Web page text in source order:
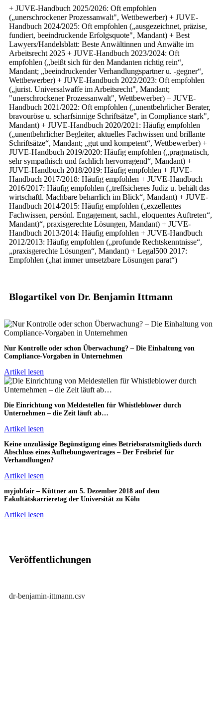
+ JUVE-Handbuch 2025/2026: Oft empfohlen
(„unerschrockener Prozessanwalt", Wettbewerber) + JUVE-
Handbuch 2024/2025: Oft empfohlen („ausgezeichnet, präzise,
fundiert, beeindruckende Erfolgsquote", Mandant) + Best
Lawyers/Handelsblatt: Beste Anwältinnen und Anwälte im
Arbeitsrecht 2025 + JUVE-Handbuch 2023/2024: Oft
empfohlen („beißt sich für den Mandanten richtig rein“,
Mandant; „beeindruckender Verhandlungspartner u. -gegner“,
Wettbewerber) + JUVE-Handbuch 2022/2023: Oft empfohlen
(„jurist. Universalwaffe im Arbeitsrecht", Mandant;
"unerschrockener Prozessanwalt", Wettbewerber) + JUVE-
Handbuch 2021/2022: Oft empfohlen („unentbehrlicher Berater,
bravouröse u. scharfsinnige Schriftsätze", in Compliance stark",
Mandant) + JUVE-Handbuch 2020/2021: Häufig empfohlen
(„unentbehrlicher Begleiter, aktuelles Fachwissen und brillante
Schriftsätze“, Mandant; „gut und kompetent“, Wettbewerber) +
JUVE-Handbuch 2019/2020: Häufig empfohlen („pragmatisch,
sehr sympathisch und fachlich hervorragend“, Mandant) +
JUVE-Handbuch 2018/2019: Häufig empfohlen + JUVE-
Handbuch 2017/2018: Häufig empfohlen + JUVE-Handbuch
2016/2017: Häufig empfohlen („treffsicheres Judiz u. behält das
wirtschaftl. Machbare beharrlich im Blick“, Mandant) + JUVE-
Handbuch 2014/2015: Häufig empfohlen („exzellentes
Fachwissen, persönl. Engagement, sachl., eloquentes Auftreten“,
Mandant)“, praxisgerechte Lösungen, Mandant) + JUVE-
Handbuch 2013/2014: Häufig empfohlen + JUVE-Handbuch
2012/2013: Häufig empfohlen („profunde Rechtskenntnisse“,
„praxisgerechte Lösungen“, Mandant) + Legal500 2017:
Empfohlen („hat immer umsetzbare Lösungen parat“)
Blogartikel von Dr. Benjamin Ittmann
Nur Kontrolle oder schon Überwachung? – Die Einhaltung von
Compliance-Vorgaben in Unternehmen
Artikel lesen
Die Einrichtung von Meldestellen für Whistleblower durch
Unternehmen – die Zeit läuft ab…
Artikel lesen
Keine unzulässige Begünstigung eines Betriebsratsmitglieds durch
Abschluss eines Aufhebungsvertrages – Der Freibrief für
Verhandlungen?
Artikel lesen
myjobfair – Küttner am 5. Dezember 2018 auf dem
Fakultätskarrieretag der Universität zu Köln
Artikel lesen
Veröffentlichungen
dr-benjamin-ittmann.csv